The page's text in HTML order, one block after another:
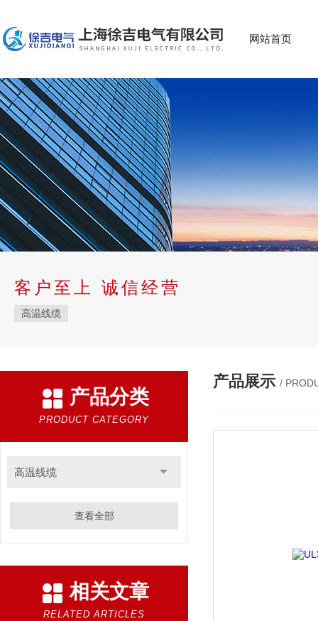
网站首页
客户至上 诚信经营
高温线缆
产品分类
PRODUCT CATEGORY
高温线缆
查看全部
相关文章
RELATED ARTICLES
产品展示 /